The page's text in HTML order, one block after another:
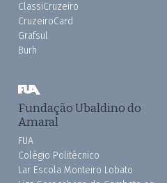
ClassiCruzeiro
CruzeiroCard
Grafsul
Burh
Fundação Ubaldino do
Amaral
FUA
Colégio Politécnico
Lar Escola Monteiro Lobato